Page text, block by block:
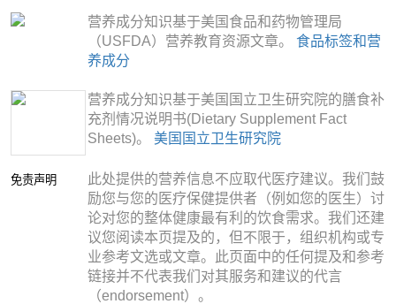
营养成分知识基于美国食品和药物管理局
（USFDA）营养教育资源文章。 食品标签和营
养成分
营养成分知识基于美国国立卫生研究院的膳食补
充剂情况说明书(Dietary Supplement Fact
Sheets)。 美国国立卫生研究院
免责声明
此处提供的营养信息不应取代医疗建议。我们鼓
励您与您的医疗保健提供者（例如您的医生）讨
论对您的整体健康最有利的饮食需求。我们还建
议您阅读本页提及的，但不限于，组织机构或专
业参考文选或文章。此页面中的任何提及和参考
链接并不代表我们对其服务和建议的代言
（endorsement）。